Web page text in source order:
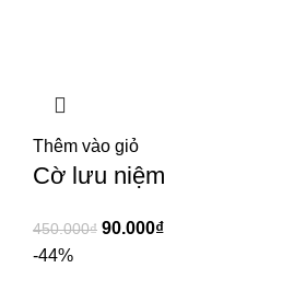
Thêm vào giỏ
Cờ lưu niệm
450.000₫ 90.000₫
-44%